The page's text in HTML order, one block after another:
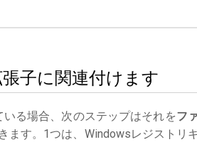
子に関連付けます
る場合、次のステップはそれをフ
ます。1つは、Windowsレジストリ